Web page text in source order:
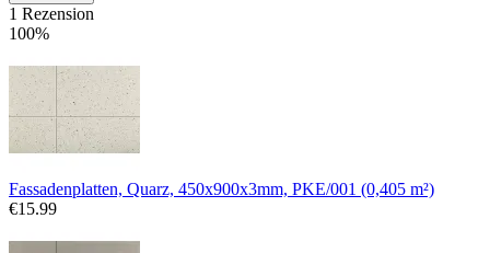
1 Rezension
100%
Fassadenplatten, Quarz, 450x900x3mm, PKE/001 (0,405 m²)
€15.99